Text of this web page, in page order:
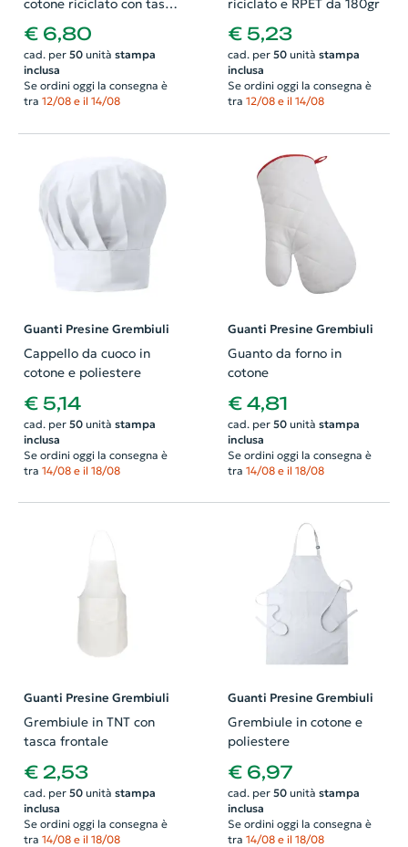
cotone riciclato con tasca
frontale 220gr
€ 6,80
cad. per 50unità stampa
inclusa
Se ordini oggi la consegna è
tra 12/08 e il 14/08
riciclato e RPET da 180gr
€ 5,23
cad. per 50unità stampa
inclusa
Se ordini oggi la consegna è
tra 12/08 e il 14/08
Guanti Presine Grembiuli
Cappello da cuoco in
cotone e poliestere
€ 5,14
cad. per 50unità stampa
inclusa
Se ordini oggi la consegna è
tra 14/08 e il 18/08
Guanti Presine Grembiuli
Guanto da forno in
cotone
€ 4,81
cad. per 50unità stampa
inclusa
Se ordini oggi la consegna è
tra 14/08 e il 18/08
Guanti Presine Grembiuli
Grembiule in TNT con
tasca frontale
€ 2,53
cad. per 50unità stampa
inclusa
Se ordini oggi la consegna è
tra 14/08 e il 18/08
Guanti Presine Grembiuli
Grembiule in cotone e
poliestere
€ 6,97
cad. per 50unità stampa
inclusa
Se ordini oggi la consegna è
tra 14/08 e il 18/08